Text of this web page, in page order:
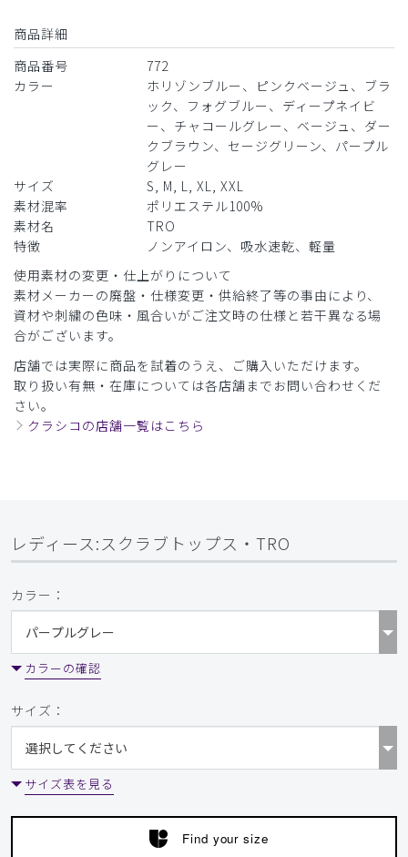
うくらいに暗すぎて、もう少しだけ紺色を感じられる色が欲
しいと思います。
黒との差別化がほとんどないと感じます。
772レディース:スクラブトップス・TRO/ディー
みえっち様
購入確認済み
2026-06-12
年齢:50代 身長: 151-155cm 体重:51-55kg
ストレッチ感 よく伸びる
伸びない
厚さ とても薄い 厚い
着心地よいです
サラッとした生地で着心地も良く、胸元も開きすぎず良かっ
役に立った 0
ご購入者様
2026-05-22
年齢:
サイズ感 小さめ
厚さ とても薄い
よく使用しています．ピンクは特に，これぐらいの色合いが
商品詳細
商品番号
772
カラー
ホリゾンブルー、ピンクベージュ、ブラ
ック、フォグブルー、ディープネイビ
ー、チャコールグレー、ベージュ、ダー
クブラウン、セージグリーン、パープル
グレー
サイズ
S, M, L, XL, XXL
素材混率
ポリエステル100%
素材名
TRO
特徴
ノンアイロン、吸水速乾、軽量
使用素材の変更・仕上がりについて
素材メーカーの廃盤・仕様変更・供給終了等の事由により、
資材や刺繍の色味・風合いがご注文時の仕様と若干異なる場
合がございます。
店舗では実際に商品を試着のうえ、ご購入いただけます。
取り扱い有無・在庫については各店舗までお問い合わせくだ
さい。
クラシコの店舗一覧はこちら
レディース:スクラブトップス・TRO
カラー：
カラーの確認
サイズ：
サイズ表を見る
Find your size